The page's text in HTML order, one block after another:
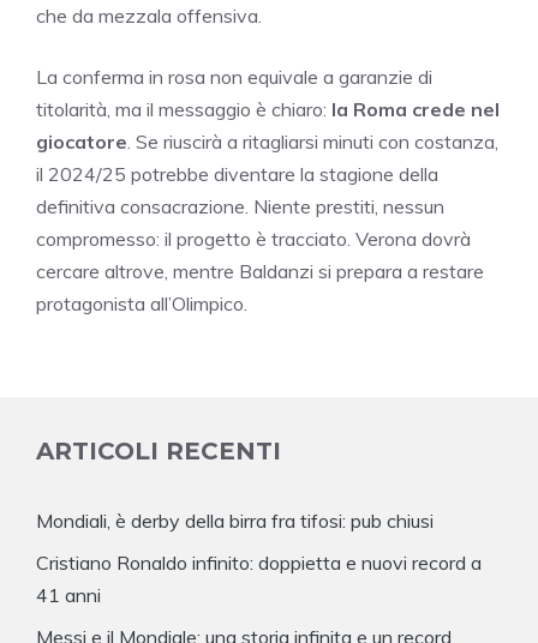
che da mezzala offensiva.
La conferma in rosa non equivale a garanzie di
titolarità, ma il messaggio è chiaro: la Roma crede nel
giocatore. Se riuscirà a ritagliarsi minuti con costanza,
il 2024/25 potrebbe diventare la stagione della
definitiva consacrazione. Niente prestiti, nessun
compromesso: il progetto è tracciato. Verona dovrà
cercare altrove, mentre Baldanzi si prepara a restare
protagonista all’Olimpico.
ARTICOLI RECENTI
Mondiali, è derby della birra fra tifosi: pub chiusi
Cristiano Ronaldo infinito: doppietta e nuovi record a
41 anni
Messi e il Mondiale: una storia infinita e un record